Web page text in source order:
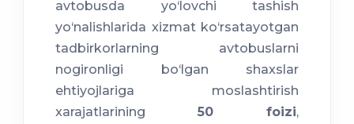
avtobusda yo‘lovchi tashish
yo‘nalishlarida xizmat ko‘rsatayotgan
tadbirkorlarning avtobuslarni
nogironligi bo‘lgan shaxslar
ehtiyojlariga moslashtirish
xarajatlarining 50 foizi,